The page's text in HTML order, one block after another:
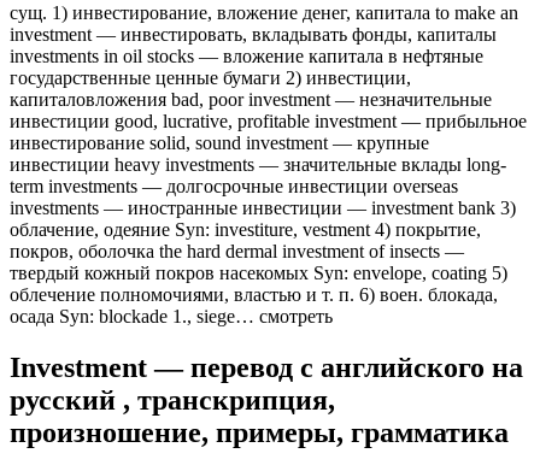
сущ. 1) инвестирование, вложение денег, капитала to make an
investment — инвестировать, вкладывать фонды, капиталы
investments in oil stocks — вложение капитала в нефтяные
государственные ценные бумаги 2) инвестиции,
капиталовложения bad, poor investment — незначительные
инвестиции good, lucrative, profitable investment — прибыльное
инвестирование solid, sound investment — крупные
инвестиции heavy investments — значительные вклады long-
term investments — долгосрочные инвестиции overseas
investments — иностранные инвестиции — investment bank 3)
облачение, одеяние Syn: investiture, vestment 4) покрытие,
покров, оболочка the hard dermal investment of insects —
твердый кожный покров насекомых Syn: envelope, coating 5)
облечение полномочиями, властью и т. п. 6) воен. блокада,
осада Syn: blockade 1., siege… смотреть
Investment — перевод с английского на
русский , транскрипция,
произношение, примеры, грамматика